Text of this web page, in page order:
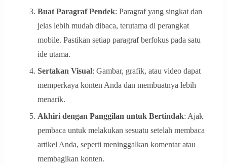
Buat Paragraf Pendek: Paragraf yang singkat dan
jelas lebih mudah dibaca, terutama di perangkat
mobile. Pastikan setiap paragraf berfokus pada satu
ide utama.
Sertakan Visual: Gambar, grafik, atau video dapat
memperkaya konten Anda dan membuatnya lebih
menarik.
Akhiri dengan Panggilan untuk Bertindak: Ajak
pembaca untuk melakukan sesuatu setelah membaca
artikel Anda, seperti meninggalkan komentar atau
membagikan konten.